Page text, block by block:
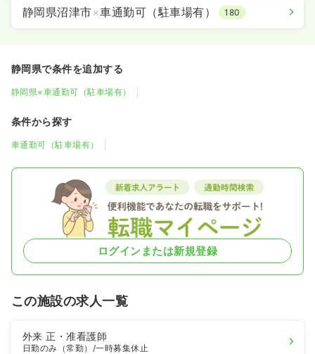
静岡県沼津市×車通勤可（駐車場有） 180
静岡県で条件を追加する
静岡県×車通勤可（駐車場有）
条件から探す
車通勤可（駐車場有）
ログインまたは新規登録
この施設の求人一覧
外来正・准看護師
日勤のみ（常勤） /一時募集休止